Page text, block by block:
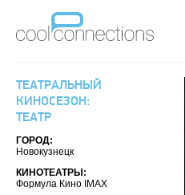
ТЕАТРАЛЬНЫЙ
КИНОСЕЗОН:
ТЕАТР
ГОРОД:
Новокузнецк
КИНОТЕАТРЫ:
Формула Кино IMAX